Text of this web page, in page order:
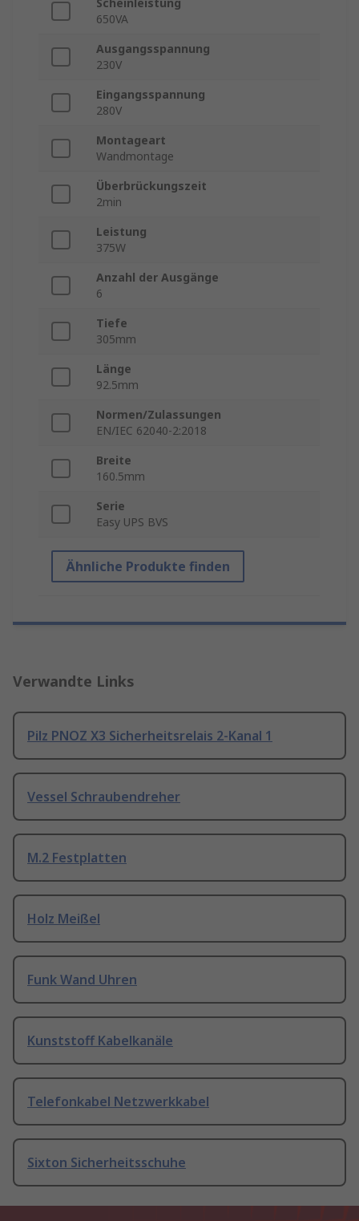
Scheinleistung
650VA
Ausgangsspannung
230V
Eingangsspannung
280V
Montageart
Wandmontage
Überbrückungszeit
2min
Leistung
375W
Anzahl der Ausgänge
6
Tiefe
305mm
Länge
92.5mm
Normen/Zulassungen
EN/IEC 62040-2:2018
Breite
160.5mm
Serie
Easy UPS BVS
Ähnliche Produkte finden
Verwandte Links
Pilz PNOZ X3 Sicherheitsrelais 2-Kanal 1
Vessel Schraubendreher
M.2 Festplatten
Holz Meißel
Funk Wand Uhren
Kunststoff Kabelkanäle
Telefonkabel Netzwerkkabel
Sixton Sicherheitsschuhe